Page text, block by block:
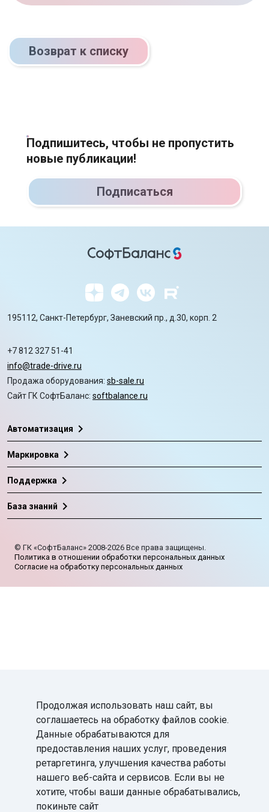
Возврат к списку
Подпишитесь, чтобы не пропустить
новые публикации!
Подписаться
195112, Санкт-Петербург, Заневский пр., д.30, корп. 2
+7 812 327 51-41
info@trade-drive.ru
Продажа оборудования: sb-sale.ru
Сайт ГК СофтБаланс: softbalance.ru
Автоматизация chevron_right
Маркировка chevron_right
Поддержка chevron_right
База знаний chevron_right
© ГК «СофтБаланс» 2008-2026 Все права защищены.
Политика в отношении обработки персональных данных
Согласие на обработку персональных данных
Продолжая использовать наш сайт, вы
соглашаетесь на обработку файлов cookie.
Данные обрабатываются для
предоставления наших услуг, проведения
ретаргетинга, улучшения качества работы
нашего веб-сайта и сервисов. Если вы не
хотите, чтобы ваши данные обрабатывались,
покиньте сайт